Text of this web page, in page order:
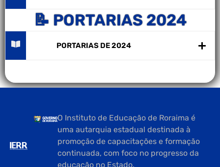
📝 PORTARIAS 2024
PORTARIAS DE 2024
O Instituto de Educação de Roraima é
uma autarquia estadual destinada à
promoção de capacitações e formação
continuada, com foco no progresso da
educação no Estado.